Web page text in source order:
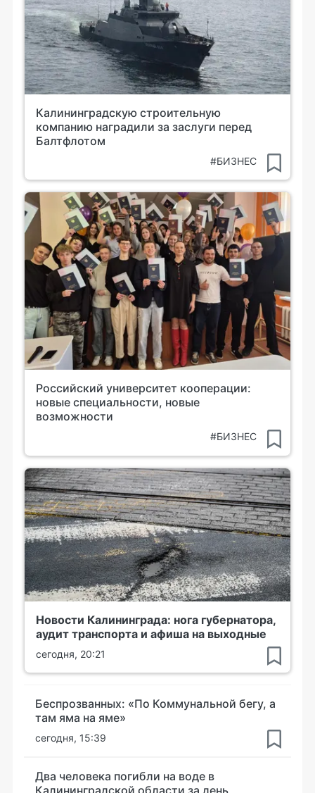
Калининградскую строительную
компанию наградили за заслуги перед
Балтфлотом
#БИЗНЕС
Российский университет кооперации:
новые специальности, новые
возможности
#БИЗНЕС
Новости Калининграда: нога губернатора,
аудит транспорта и афиша на выходные
сегодня, 20:21
Беспрозванных: «По Коммунальной бегу, а
там яма на яме»
сегодня, 15:39
Два человека погибли на воде в
Калининградской области за день